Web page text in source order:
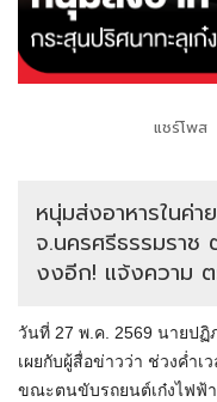
แชร์โพส
หนุ่มส่งอาหารในค่
จ.นครศรีธรรมราช
งงอีก! แจ้งความ ต
วันที่ 27 พ.ค. 2569 นายปฏิ
เผยกับผู้สื่อข่าวว่า ช่วงค่ำ
ขณะตนขับรถยนต์เก๋งไฟฟ้า